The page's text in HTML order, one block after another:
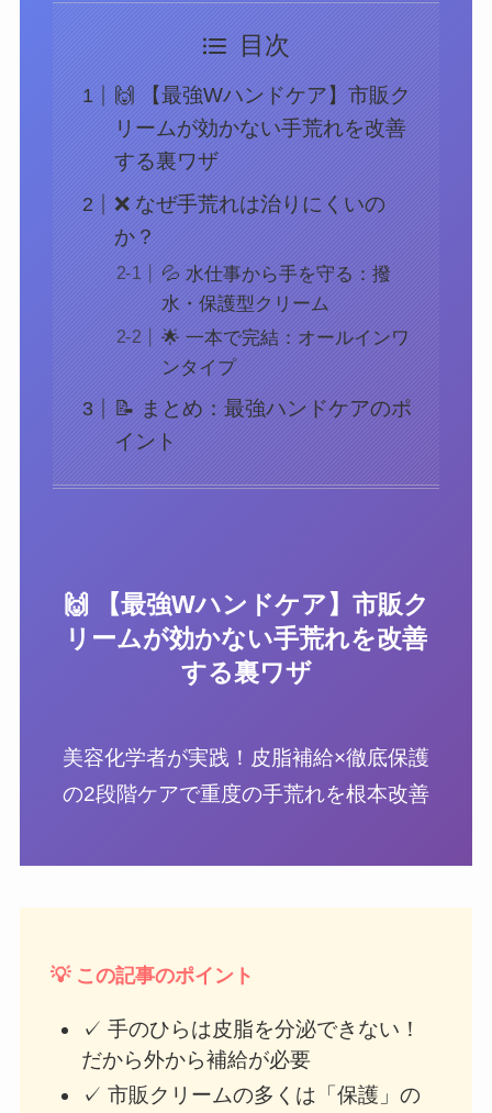
目次
🙌 【最強Wハンドケア】市販ク
リームが効かない手荒れを改善
する裏ワザ
❌ なぜ手荒れは治りにくいの
か？
💦 水仕事から手を守る：撥
水・保護型クリーム
🌟 一本で完結：オールインワ
ンタイプ
📝 まとめ：最強ハンドケアのポ
イント
🙌 【最強Wハンドケア】市販ク
リームが効かない手荒れを改善
する裏ワザ
美容化学者が実践！皮脂補給×徹底保護
の2段階ケアで重度の手荒れを根本改善
💡 この記事のポイント
✓ 手のひらは皮脂を分泌できない！
だから外から補給が必要
✓ 市販クリームの多くは「保護」の